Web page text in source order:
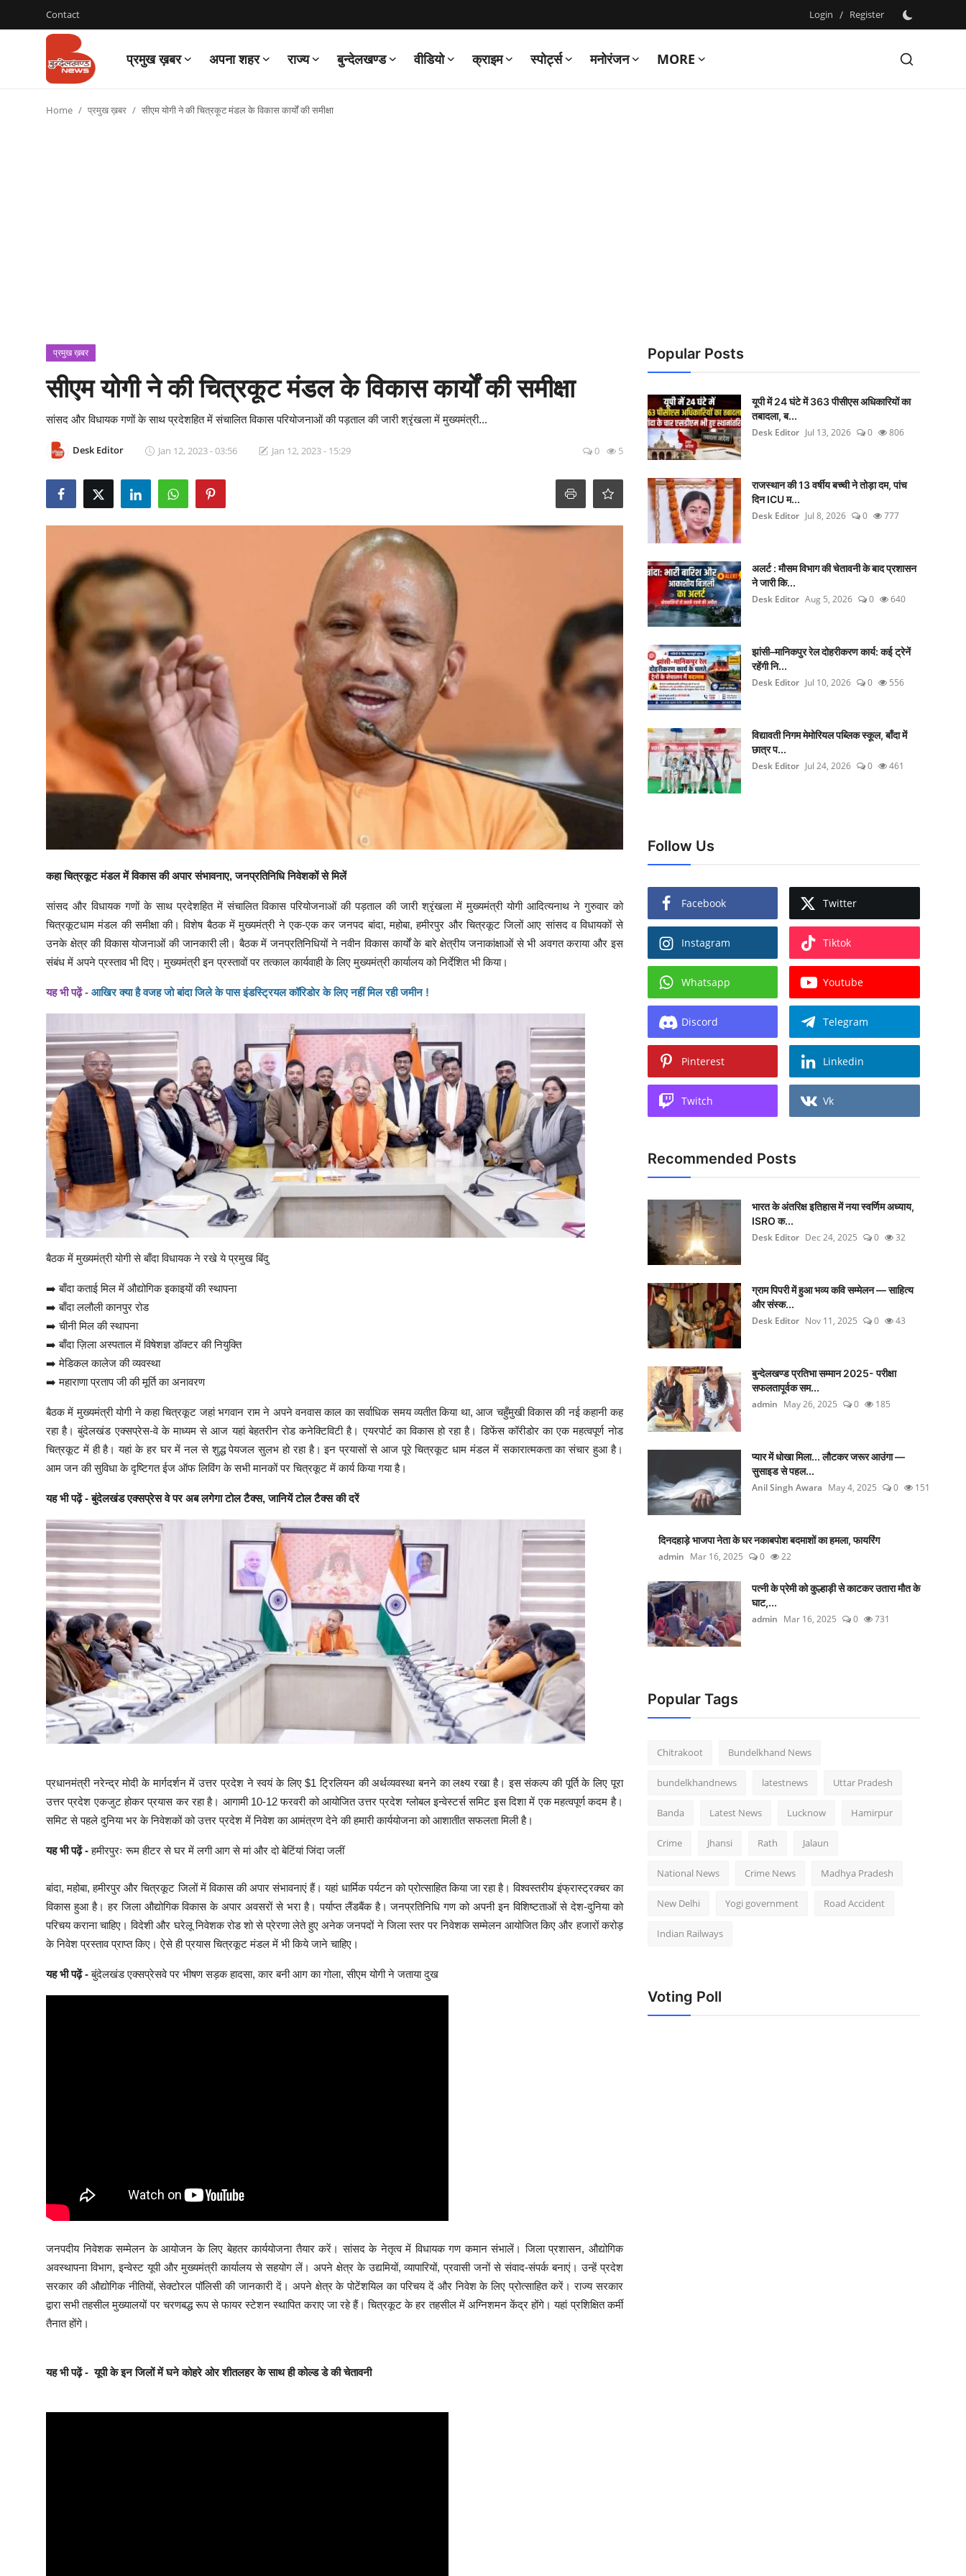
Contact Login / Register
प्रमुख ख़बर अपना शहर राज्य बुन्देलखण्ड वीडियो क्राइम स्पोर्ट्स मनोरंजन MORE
Login
Home प्रमुख ख़बर सीएम योगी ने की चित्रकूट मंडल के विकास कार्यों की समीक्षा
प्रमुख ख़बर
सीएम योगी ने की चित्रकूट मंडल के विकास कार्यों की समीक्षा
सांसद और विधायक गणों के साथ प्रदेशहित में संचालित विकास परियोजनाओं की पड़ताल की जारी श्रृंखला में मुख्यमंत्री...
Desk Editor Jan 12, 2023 - 03:56 Jan 12, 2023 - 15:29 0 5
कहा चित्रकूट मंडल में विकास की अपार संभावनाए, जनप्रतिनिधि निवेशकों से मिलें
सांसद और विधायक गणों के साथ प्रदेशहित में संचालित विकास परियोजनाओं की पड़ताल की जारी श्रृंखला में मुख्यमंत्री योगी आदित्यनाथ ने गुरुवार को
चित्रकूटधाम मंडल की समीक्षा की। विशेष बैठक में मुख्यमंत्री ने एक-एक कर जनपद बांदा, महोबा, हमीरपुर और चित्रकूट जिलों आए सांसद व विधायकों से
उनके क्षेत्र की विकास योजनाओं की जानकारी ली। बैठक में जनप्रतिनिधियों ने नवीन विकास कार्यों के बारे क्षेत्रीय जनाकांक्षाओं से भी अवगत कराया और इस
संबंध में अपने प्रस्ताव भी दिए। मुख्यमंत्री इन प्रस्तावों पर तत्काल कार्यवाही के लिए मुख्यमंत्री कार्यालय को निर्देशित भी किया।
यह भी पढ़ें - आखिर क्या है वजह जो बांदा जिले के पास इंडस्ट्रियल कॉरिडोर के लिए नहीं मिल रही जमीन !
बैठक में मुख्यमंत्री योगी से बाँदा विधायक ने रखे ये प्रमुख बिंदु
➡️ बाँदा कताई मिल में औद्योगिक इकाइयों की स्थापना
➡️ बाँदा ललौली कानपुर रोड
➡️ चीनी मिल की स्थापना
➡️ बाँदा ज़िला अस्पताल में विषेशज्ञ डॉक्टर की नियुक्ति
➡️ मेडिकल कालेज की व्यवस्था
➡️ महाराणा प्रताप जी की मूर्ति का अनावरण
बैठक में मुख्यमंत्री योगी ने कहा चित्रकूट जहां भगवान राम ने अपने वनवास काल का सर्वाधिक समय व्यतीत किया था, आज चहुँमुखी विकास की नई कहानी कह
रहा है। बुंदेलखंड एक्सप्रेस-वे के माध्यम से आज यहां बेहतरीन रोड कनेक्टिविटी है। एयरपोर्ट का विकास हो रहा है। डिफेंस कॉरीडोर का एक महत्वपूर्ण नोड
चित्रकूट में ही है। यहां के हर घर में नल से शुद्ध पेयजल सुलभ हो रहा है। इन प्रयासों से आज पूरे चित्रकूट धाम मंडल में सकारात्मकता का संचार हुआ है।
आम जन की सुविधा के दृष्टिगत ईज ऑफ लिविंग के सभी मानकों पर चित्रकूट में कार्य किया गया है।
यह भी पढ़ें -बुंदेलखंड एक्सप्रेस वे पर अब लगेगा टोल टैक्स, जानियें टोल टैक्स की दरें
प्रधानमंत्री नरेन्द्र मोदी के मार्गदर्शन में उत्तर प्रदेश ने स्वयं के लिए $1 ट्रिलियन की अर्थव्यवस्था बनने का लक्ष्य रखा है। इस संकल्प की पूर्ति के लिए पूरा
उत्तर प्रदेश एकजुट होकर प्रयास कर रहा है। आगामी 10-12 फरवरी को आयोजित उत्तर प्रदेश ग्लोबल इन्वेस्टर्स समिट इस दिशा में एक महत्वपूर्ण कदम है।
समिट से पहले दुनिया भर के निवेशकों को उत्तर प्रदेश में निवेश का आमंत्रण देने की हमारी कार्ययोजना को आशातीत सफलता मिली है।
यह भी पढ़ें - हमीरपुरः रूम हीटर से घर में लगी आग से मां और दो बेटिंयां जिंदा जलीं
बांदा, महोबा, हमीरपुर और चित्रकूट जिलों में विकास की अपार संभावनाएं हैं। यहां धार्मिक पर्यटन को प्रोत्साहित किया जा रहा है। विश्वस्तरीय इंफ्रास्ट्रक्चर का
विकास हुआ है। हर जिला औद्योगिक विकास के अपार अवसरों से भरा है। पर्याप्त लैंडबैंक है। जनप्रतिनिधि गण को अपनी इन विशिष्टताओं से देश-दुनिया को
परिचय कराना चाहिए। विदेशी और घरेलू निवेशक रोड शो से प्रेरणा लेते हुए अनेक जनपदों ने जिला स्तर पर निवेशक सम्मेलन आयोजित किए और हजारों करोड़
के निवेश प्रस्ताव प्राप्त किए। ऐसे ही प्रयास चित्रकूट मंडल में भी किये जाने चाहिए।
यह भी पढ़ें -बुंदेलखंड एक्सप्रेसवे पर भीषण सड़क हादसा, कार बनी आग का गोला, सीएम योगी ने जताया दुख
जनपदीय निवेशक सम्मेलन के आयोजन के लिए बेहतर कार्ययोजना तैयार करें। सांसद के नेतृत्व में विधायक गण कमान संभालें। जिला प्रशासन, औद्योगिक
अवस्थापना विभाग, इन्वेस्ट यूपी और मुख्यमंत्री कार्यालय से सहयोग लें। अपने क्षेत्र के उद्यमियों, व्यापारियों, प्रवासी जनों से संवाद-संपर्क बनाएं। उन्हें प्रदेश
सरकार की औद्योगिक नीतियों, सेक्टोरल पॉलिसी की जानकारी दें। अपने क्षेत्र के पोटेंशयिल का परिचय दें और निवेश के लिए प्रोत्साहित करें। राज्य सरकार
द्वारा सभी तहसील मुख्यालयों पर चरणबद्ध रूप से फायर स्टेशन स्थापित कराए जा रहे हैं। चित्रकूट के हर तहसील में अग्निशमन केंद्र होंगे। यहां प्रशिक्षित कर्मी
तैनात होंगे।
यह भी पढ़ें -यूपी के इन जिलों में घने कोहरे ओर शीतलहर के साथ ही कोल्ड डे की चेतावनी
Popular Posts
यूपी में 24 घंटे में 363 पीसीएस अधिकारियों का
तबादला, ब...
Desk Editor Jul 13, 2026 0 806
राजस्थान की 13 वर्षीय बच्ची ने तोड़ा दम, पांच
दिन ICU म...
Desk Editor Jul 8, 2026 0 777
अलर्ट : मौसम विभाग की चेतावनी के बाद प्रशासन
ने जारी कि...
Desk Editor Aug 5, 2026 0 640
झांसी–मानिकपुर रेल दोहरीकरण कार्य: कई ट्रेनें
रहेंगी नि...
Desk Editor Jul 10, 2026 0 556
विद्यावती निगम मेमोरियल पब्लिक स्कूल, बाँदा में
छात्र प...
Desk Editor Jul 24, 2026 0 461
Follow Us
Facebook Twitter
Instagram Tiktok
Whatsapp Youtube
Discord Telegram
Pinterest Linkedin
Twitch Vk
Recommended Posts
भारत के अंतरिक्ष इतिहास में नया स्वर्णिम अध्याय,
ISRO क...
Desk Editor Dec 24, 2025 0 32
ग्राम पिपरी में हुआ भव्य कवि सम्मेलन — साहित्य
और संस्क...
Desk Editor Nov 11, 2025 0 43
बुन्देलखण्ड प्रतिभा सम्मान 2025- परीक्षा
सफलतापूर्वक सम...
admin May 26, 2025 0 185
प्यार में धोखा मिला... लौटकर जरूर आउंगा —
सुसाइड से पहल...
Anil Singh Awara May 4, 2025 0 151
दिनदहाड़े भाजपा नेता के घर नकाबपोश बदमाशों का हमला, फायरिंग
admin Mar 16, 2025 0 22
पत्नी के प्रेमी को कुल्हाड़ी से काटकर उतारा मौत के
घाट,...
admin Mar 16, 2025 0 731
Popular Tags
Chitrakoot Bundelkhand News
bundelkhandnews latestnews Uttar Pradesh
Banda Latest News Lucknow Hamirpur
Crime Jhansi Rath Jalaun
National News Crime News Madhya Pradesh
New Delhi Yogi government Road Accident
Indian Railways
Voting Poll